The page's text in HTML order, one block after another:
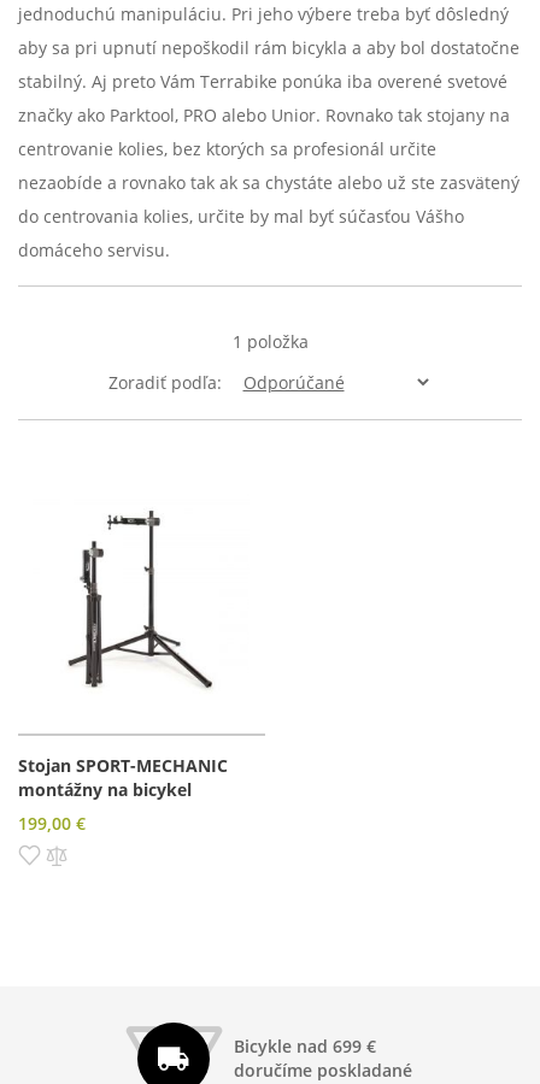
jednoduchú manipuláciu. Pri jeho výbere treba byť dôsledný
aby sa pri upnutí nepoškodil rám bicykla a aby bol dostatočne
stabilný. Aj preto Vám Terrabike ponúka iba overené svetové
značky ako Parktool, PRO alebo Unior. Rovnako tak stojany na
centrovanie kolies, bez ktorých sa profesionál určite
nezaobíde a rovnako tak ak sa chystáte alebo už ste zasvätený
do centrovania kolies, určite by mal byť súčasťou Vášho
domáceho servisu.
1 položka
Zoradiť podľa
Stojan SPORT-MECHANIC
montážny na bicykel
199,00 €
Pridať do zoznamu prianí
Bicykle nad 699 €
doručíme poskladané